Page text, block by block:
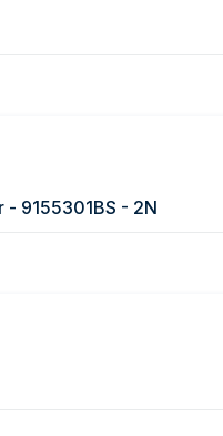
9155301BS - 2N